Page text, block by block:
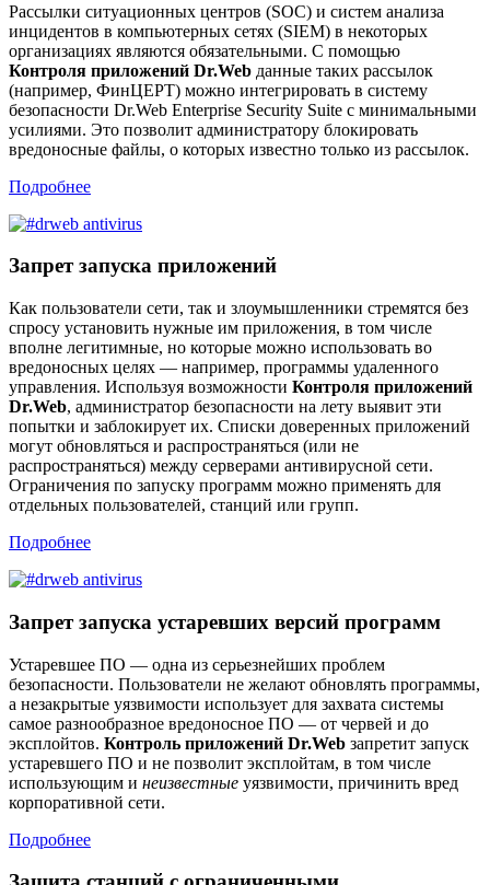
Рассылки ситуационных центров (SOC) и систем анализа
инцидентов в компьютерных сетях (SIEM) в некоторых
организациях являются обязательными. С помощью
Контроля приложений Dr.Web данные таких рассылок
(например, ФинЦЕРТ) можно интегрировать в систему
безопасности Dr.Web Enterprise Security Suite с минимальными
усилиями. Это позволит администратору блокировать
вредоносные файлы, о которых известно только из рассылок.
Подробнее
Запрет запуска приложений
Как пользователи сети, так и злоумышленники стремятся без
спросу установить нужные им приложения, в том числе
вполне легитимные, но которые можно использовать во
вредоносных целях — например, программы удаленного
управления. Используя возможности Контроля приложений
Dr.Web, администратор безопасности на лету выявит эти
попытки и заблокирует их. Списки доверенных приложений
могут обновляться и распространяться (или не
распространяться) между серверами антивирусной сети.
Ограничения по запуску программ можно применять для
отдельных пользователей, станций или групп.
Подробнее
Запрет запуска устаревших версий программ
Устаревшее ПО — одна из серьезнейших проблем
безопасности. Пользователи не желают обновлять программы,
а незакрытые уязвимости использует для захвата системы
самое разнообразное вредоносное ПО — от червей и до
эксплойтов. Контроль приложений Dr.Web запретит запуск
устаревшего ПО и не позволит эксплойтам, в том числе
использующим и неизвестные уязвимости, причинить вред
корпоративной сети.
Подробнее